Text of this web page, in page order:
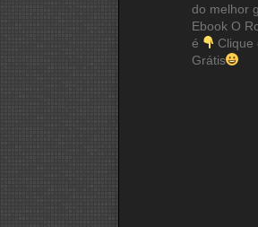
do melhor
Ebook O
é
Clique
Grátis